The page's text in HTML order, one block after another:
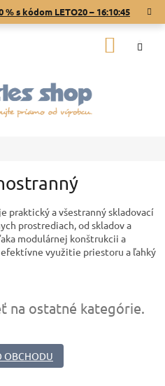
% s kódom LETO20 – 16:10:45
je praktický a všestranný skladovací
prostrediach, od skladov a
modulárnej konštrukcii a
využitie priestoru a ľahký
na ostatné kategórie.
OBCHODU